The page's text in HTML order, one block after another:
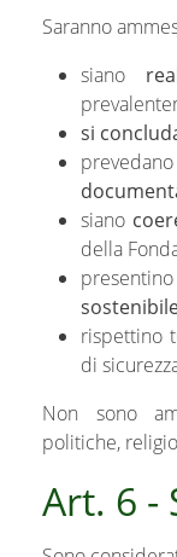
Saranno
siano
si
siano
della
rispettino
di
Non sono
politiche,
Art. 6 -